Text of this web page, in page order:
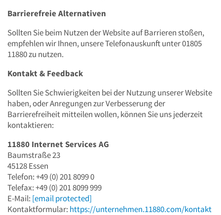
Barrierefreie Alternativen
Sollten Sie beim Nutzen der Website auf Barrieren stoßen,
empfehlen wir Ihnen, unsere Telefonauskunft unter 01805
11880 zu nutzen.
Kontakt & Feedback
Sollten Sie Schwierigkeiten bei der Nutzung unserer Website
haben, oder Anregungen zur Verbesserung der
Barrierefreiheit mitteilen wollen, können Sie uns jederzeit
kontaktieren:
11880 Internet Services AG
Baumstraße 23
45128 Essen
Telefon: +49 (0) 201 8099 0
Telefax: +49 (0) 201 8099 999
E-Mail: [email protected]
Kontaktformular: https://unternehmen.11880.com/kontakt